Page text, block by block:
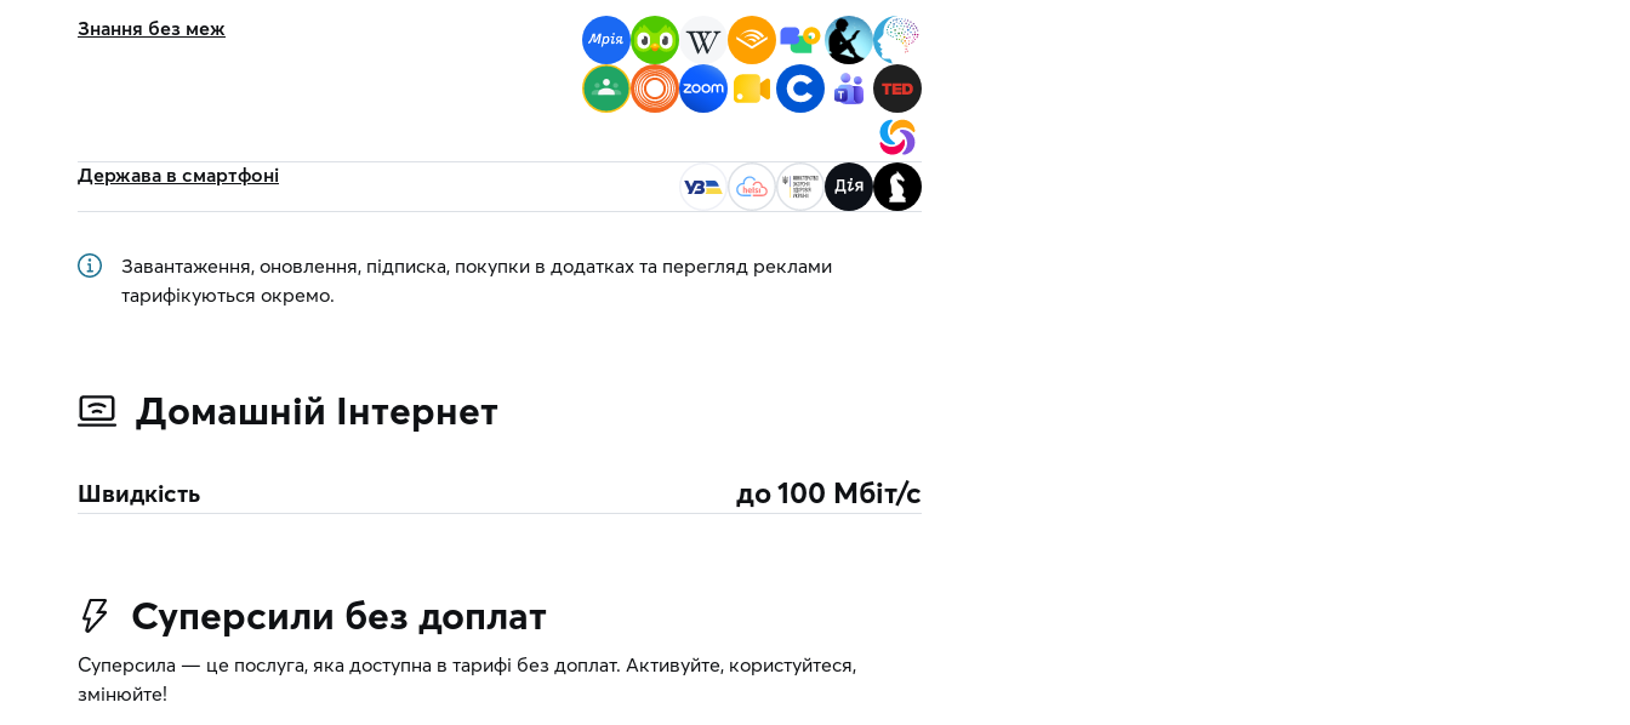
Знання без меж
Держава в смартфоні
Завантаження, оновлення, підписка, покупки в додатках та перегляд реклами
тарифікуються окремо.
Домашній Інтернет
Швидкість до100 Мбіт/с
Суперсили без доплат
Суперсила — це послуга, яка доступна в тарифі без доплат. Активуйте, користуйтеся,
змінюйте!